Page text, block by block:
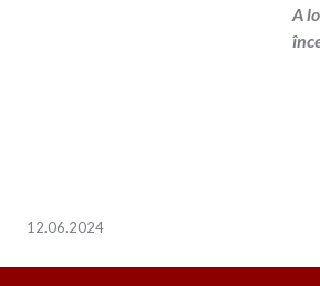
A
12.06.2024